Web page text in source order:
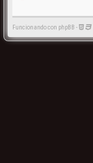
Funcionando con phpBB -